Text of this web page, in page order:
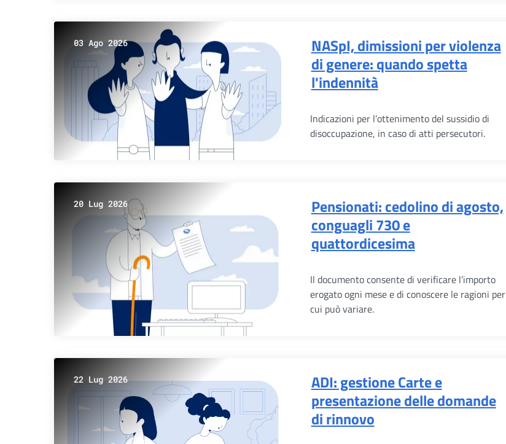
03 Ago 2026
NASpI, dimissioni per violenza
di genere: quando spetta
l'indennità
Indicazioni per l’ottenimento del sussidio di
disoccupazione, in caso di atti persecutori.
20 Lug 2026
Pensionati: cedolino di agosto,
conguagli 730 e
quattordicesima
Il documento consente di verificare l’importo
erogato ogni mese e di conoscere le ragioni per
cui può variare.
22 Lug 2026
ADI: gestione Carte e
presentazione delle domande
di rinnovo